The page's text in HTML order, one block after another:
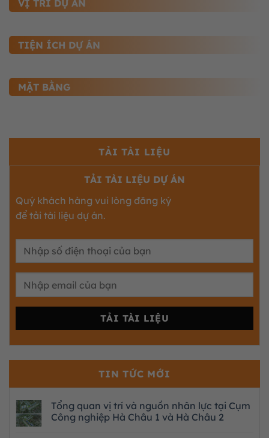
VỊ TRÍ DỰ ÁN
TIỆN ÍCH DỰ ÁN
MẶT BẰNG
TẢI TÀI LIỆU
TẢI TÀI LIỆU DỰ ÁN
Quý khách hàng vui lòng đăng ký
để tải tài liệu dự án.
TIN TỨC MỚI
Tổng quan vị trí và nguồn nhân lực tại Cụm
Công nghiệp Hà Châu 1 và Hà Châu 2